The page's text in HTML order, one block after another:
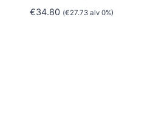
€34.80 (€27.73alv 0%)